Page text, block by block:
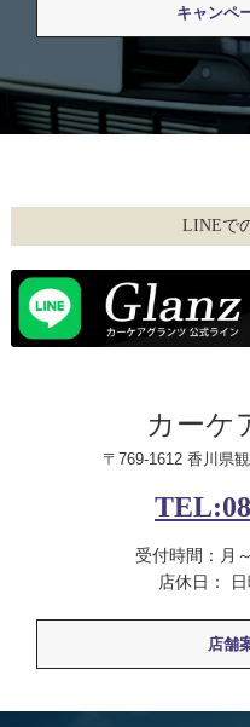
キャンペ
LINEで
カーケ
〒769-1612 香川県
受付時間：月
店休日：
店舗